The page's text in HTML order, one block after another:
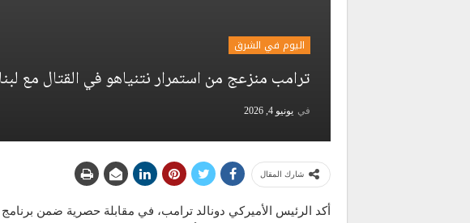
اليوم في الشرق
ترامب منزعج من استمرار نتنياهو في القتال مع
في يونيو 4, 2026
شارك المقال
أكد الرئيس الأميركي دونالد ترامب، في مقابلة حصرية ضمن